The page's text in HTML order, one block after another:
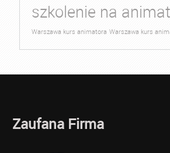
szkolenie na
Warszawa kurs animatora Warszawa kurs
Zaufana Firma